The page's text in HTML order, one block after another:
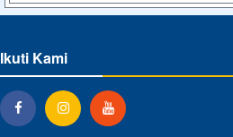
Ikuti Kami